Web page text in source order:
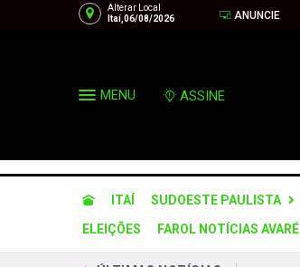
Alterar Local
Itaí,06/08/2026
ANUNCIE
MENU ASSINE
ITAÍ SUDOESTE PAULISTA
ELEIÇÕES
FAROL NOTÍCIAS AVARÉ